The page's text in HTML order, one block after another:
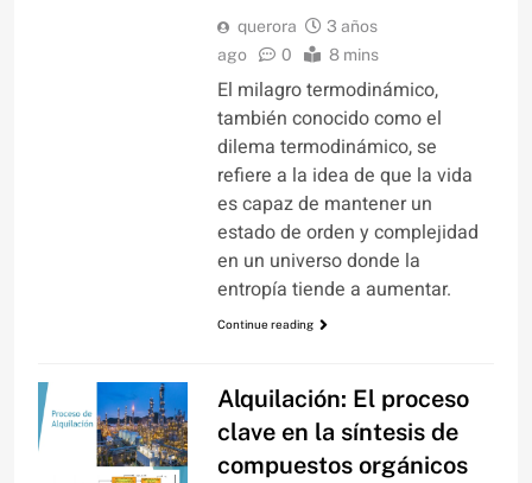
querora
3 años
ago
0 8 mins
El milagro termodinámico,
también conocido como el
dilema termodinámico, se
refiere a la idea de que la vida
es capaz de mantener un
estado de orden y complejidad
en un universo donde la
entropía tiende a aumentar.
Continue reading
Alquilación: El proceso
clave en la síntesis de
compuestos orgánicos